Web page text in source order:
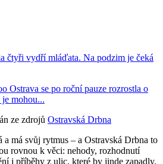
čtyři vydří mláďata. Na podzim je čeká
Ostrava se po roční pauze rozrostla o
mohou...
ze zdrojů Ostravská Drbna
a má svůj rytmus – a Ostravská Drbna to
rovnou k věci: nehody, rozhodnutí
i příběhy z ulic, které by jinde zapadly.